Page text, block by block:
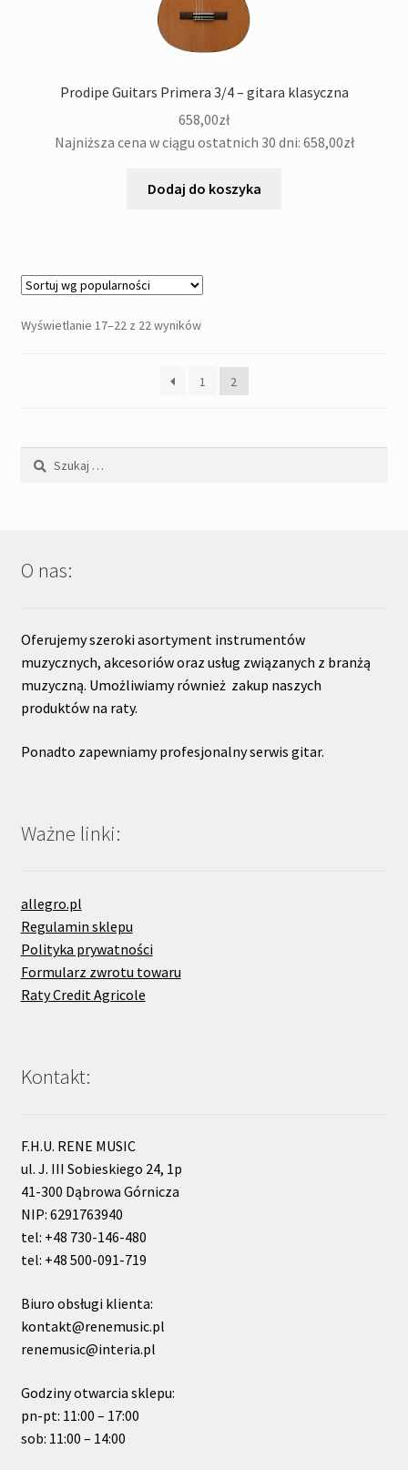
Prodipe Guitars Primera 3/4 – gitara klasyczna
658,00zł
Najniższa cena w ciągu ostatnich 30 dni: 658,00zł
Dodaj do koszyka
Wyświetlanie 17–22 z 22 wynikówPosortowane
popularności
1
2
Szukaj:
O nas:
Oferujemy szeroki asortyment instrumentów
muzycznych, akcesoriów oraz usług związanych z branżą
muzyczną. Umożliwiamy również zakup naszych
produktów na raty.
Ponadto zapewniamy profesjonalny serwis gitar.
Ważne linki:
allegro.pl
Regulamin sklepu
Polityka prywatności
Formularz zwrotu towaru
Raty Credit Agricole
Kontakt:
F.H.U. RENE MUSIC
ul. J. III Sobieskiego 24, 1p
41-300 Dąbrowa Górnicza
NIP: 6291763940
tel: +48 730-146-480
tel: +48 500-091-719
Biuro obsługi klienta:
kontakt@renemusic.pl
renemusic@interia.pl
Godziny otwarcia sklepu:
pn-pt: 11:00 – 17:00
sob: 11:00 – 14:00